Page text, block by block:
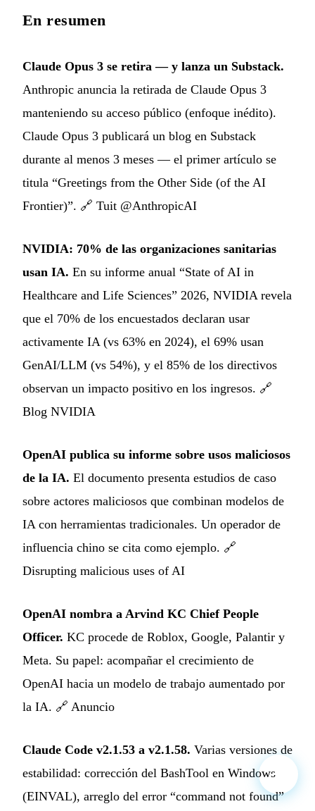
En resumen
Claude Opus 3 se retira — y lanza un Substack.
Anthropic anuncia la retirada de Claude Opus 3
manteniendo su acceso público (enfoque inédito).
Claude Opus 3 publicará un blog en Substack
durante al menos 3 meses — el primer artículo se
titula “Greetings from the Other Side (of the AI
Frontier)”. 🔗 Tuit @AnthropicAI
NVIDIA: 70% de las organizaciones sanitarias
usan IA. En su informe anual “State of AI in
Healthcare and Life Sciences” 2026, NVIDIA revela
que el 70% de los encuestados declaran usar
activamente IA (vs 63% en 2024), el 69% usan
GenAI/LLM (vs 54%), y el 85% de los directivos
observan un impacto positivo en los ingresos. 🔗
Blog NVIDIA
OpenAI publica su informe sobre usos maliciosos
de la IA. El documento presenta estudios de caso
sobre actores maliciosos que combinan modelos de
IA con herramientas tradicionales. Un operador de
influencia chino se cita como ejemplo. 🔗
Disrupting malicious uses of AI
OpenAI nombra a Arvind KC Chief People
Officer. KC procede de Roblox, Google, Palantir y
Meta. Su papel: acompañar el crecimiento de
OpenAI hacia un modelo de trabajo aumentado por
la IA. 🔗 Anuncio
Claude Code v2.1.53 a v2.1.58. Varias versiones de
estabilidad: corrección del BashTool en Windows
(EINVAL), arreglo del error “command not found”